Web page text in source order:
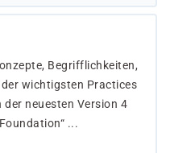
Begrifflichkeiten,
wichtigsten Practices
der neuesten Version 4
...